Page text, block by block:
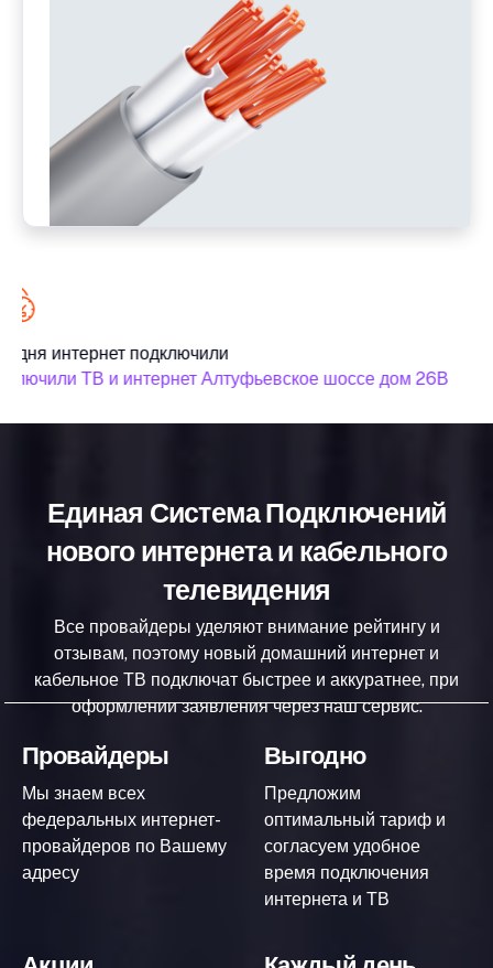
интернет подключили
ТВ и интернет Алтуфьевское шоссе дом 26В
Единая Система Подключений
нового интернета и кабельного
телевидения
Все провайдеры уделяют внимание рейтингу и
отзывам, поэтому новый домашний интернет и
кабельное ТВ подключат быстрее и аккуратнее, при
оформлении заявления через наш сервис.
Провайдеры
Мы знаем всех
федеральных интернет-
провайдеров по Вашему
адресу
Выгодно
Предложим
оптимальный тариф и
согласуем удобное
время подключения
интернета и ТВ